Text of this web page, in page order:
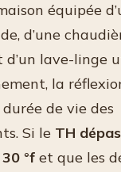
équipée
d’une
d’un lave-linge
la
de vie des
Si le TH
°f et que les